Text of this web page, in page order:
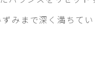
みまで深く満ちて